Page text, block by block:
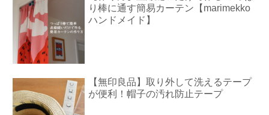
り棒に通す簡易カーテン【marimekko
ハンドメイド】
【無印良品】取り外して洗えるテープ
が便利！帽子の汚れ防止テープ